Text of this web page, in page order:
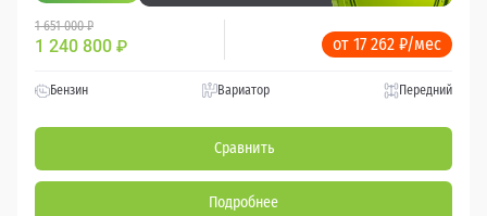
1 651 000 ₽
1 240 800 ₽ от 17 262 ₽/мес
Бензин Вариатор Передний
Сравнить
Подробнее